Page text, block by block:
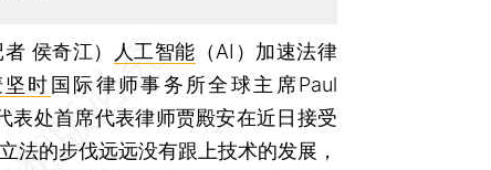
侯奇江） 人工智能 （AI）加速法律
坚时国际律师事务所全球主席Paul
表处首席代表律师贾殿安在近日接受
法的步伐远远没有跟上技术的发展，